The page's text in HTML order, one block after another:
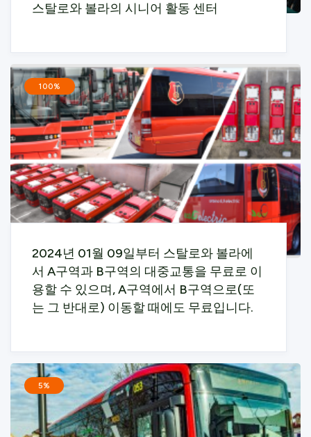
스탈로와 볼라의 시니어 활동 센터
100%
2024년 01월 09일부터 스탈로와 볼라에
서 A구역과 B구역의 대중교통을 무료로 이
용할 수 있으며, A구역에서 B구역으로(또
는 그 반대로) 이동할 때에도 무료입니다.
5%